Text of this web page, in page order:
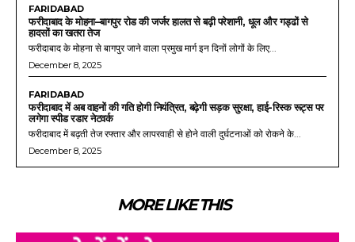
FARIDABAD
फरीदाबाद के मोहना–बागपुर रोड की जर्जर हालत से बढ़ी परेशानी, धूल और गड्ढों से
हादसों का खतरा तेज
फरीदाबाद के मोहना से बागपुर जाने वाला प्रमुख मार्ग इन दिनों लोगों के लिए...
December 8, 2025
FARIDABAD
फरीदाबाद में अब वाहनों की गति होगी नियंत्रित, बढ़ेगी सड़क सुरक्षा, हाई-रिस्क रूट्स पर
लगेगा स्पीड रडार नेटवर्क
फरीदाबाद में बढ़ती तेज रफ्तार और लापरवाही से होने वाली दुर्घटनाओं को रोकने के...
December 8, 2025
MORE LIKE THIS